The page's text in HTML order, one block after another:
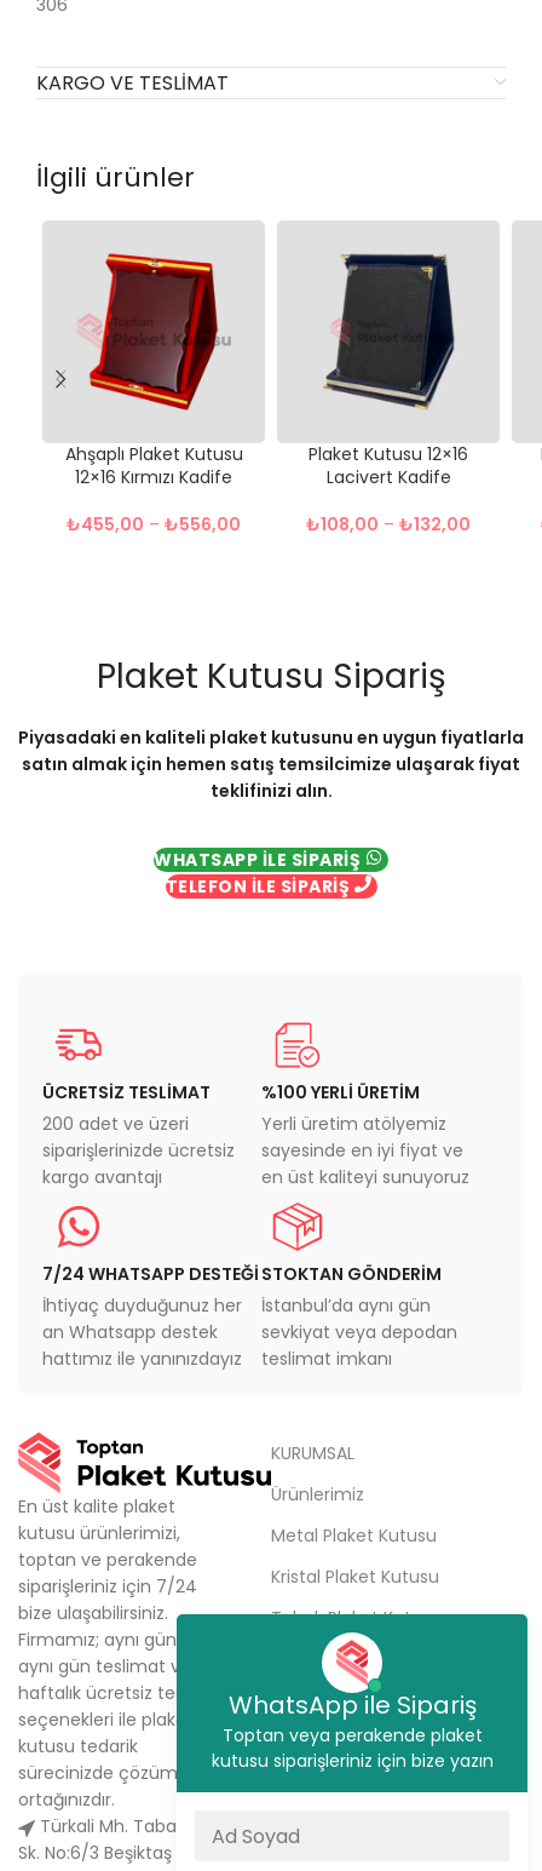
306
KARGO VE TESLIMAT
İlgili ürünler
Ahşaplı Plaket Kutusu
12×16 Kırmızı Kadife
₺455,00 – ₺556,00
Plaket Kutusu 12×16
Lacivert Kadife
₺108,00 – ₺132,00
Plaket Kutusu Sipariş
Piyasadaki en kaliteli plaket kutusunu en uygun fiyatlarla
satın almak için hemen satış temsilcimize ulaşarak fiyat
teklifinizi alın.
WHATSAPP İLE SİPARİŞ
TELEFON İLE SİPARİŞ
ÜCRETSİZ TESLİMAT
200 adet ve üzeri
siparişlerinizde ücretsiz
kargo avantajı
%100 YERLİ ÜRETİM
Yerli üretim atölyemiz
sayesinde en iyi fiyat ve
en üst kaliteyi sunuyoruz
7/24 WHATSAPP DESTEĞİ
İhtiyaç duyduğunuz her
an Whatsapp destek
hattımız ile yanınızdayız
STOKTAN GÖNDERİM
İstanbul’da aynı gün
sevkiyat veya depodan
teslimat imkanı
En üst kalite plaket
kutusu ürünlerimizi,
toptan ve perakende
siparişleriniz için 7/24
bize ulaşabilirsiniz.
Firmamız; aynı gün kargo,
aynı gün teslimat ve
haftalık ücretsiz teslimat
seçenekleri ile plaket
kutusu tedarik
sürecinizde çözüm
ortağınızdır.
Türkali Mh. Tabakçı Hüseyin
Sk. No:6/3 Beşiktaş / İstanbul
KURUMSAL
Ürünlerimiz
Metal Plaket Kutusu
Kristal Plaket Kutusu
Tabak Plaket Kutusu
Hakkımızda
Sipariş Ver
İletişim
WhatsApp ile Sipariş
Toptan veya perakende plaket
kutusu siparişleriniz için bize yazın